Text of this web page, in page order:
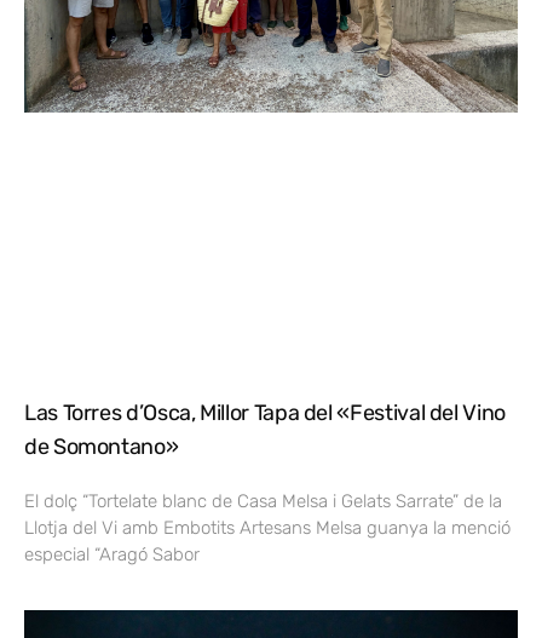
Las Torres d’Osca, Millor Tapa del «Festival del Vino
de Somontano»
El dolç “Tortelate blanc de Casa Melsa i Gelats Sarrate” de la
Llotja del Vi amb Embotits Artesans Melsa guanya la menció
especial “Aragó Sabor